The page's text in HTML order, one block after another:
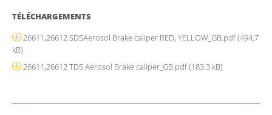
TÉLÉCHARGEMENTS
26611,26612 SDSAerosol Brake caliper RED, YELLOW_GB.pdf(494.7
kB)
26611,26612 TDS Aerosol Brake caliper_GB.pdf(183.3 kB)